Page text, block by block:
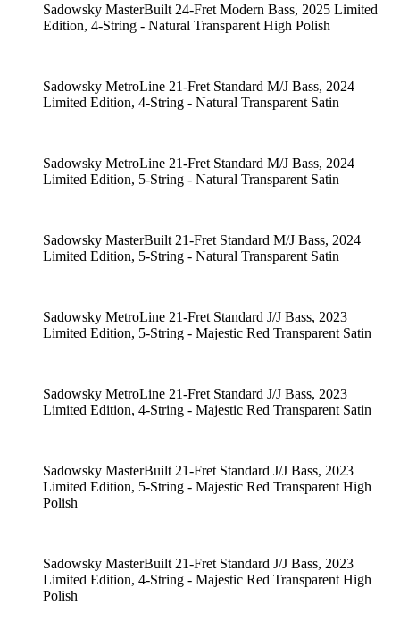
Sadowsky MasterBuilt 24-Fret Modern Bass, 2025 Limited
Edition, 4-String - Natural Transparent High Polish
Sadowsky MetroLine 21-Fret Standard M/J Bass, 2024
Limited Edition, 4-String - Natural Transparent Satin
Sadowsky MetroLine 21-Fret Standard M/J Bass, 2024
Limited Edition, 5-String - Natural Transparent Satin
Sadowsky MasterBuilt 21-Fret Standard M/J Bass, 2024
Limited Edition, 5-String - Natural Transparent Satin
Sadowsky MetroLine 21-Fret Standard J/J Bass, 2023
Limited Edition, 5-String - Majestic Red Transparent Satin
Sadowsky MetroLine 21-Fret Standard J/J Bass, 2023
Limited Edition, 4-String - Majestic Red Transparent Satin
Sadowsky MasterBuilt 21-Fret Standard J/J Bass, 2023
Limited Edition, 5-String - Majestic Red Transparent High
Polish
Sadowsky MasterBuilt 21-Fret Standard J/J Bass, 2023
Limited Edition, 4-String - Majestic Red Transparent High
Polish